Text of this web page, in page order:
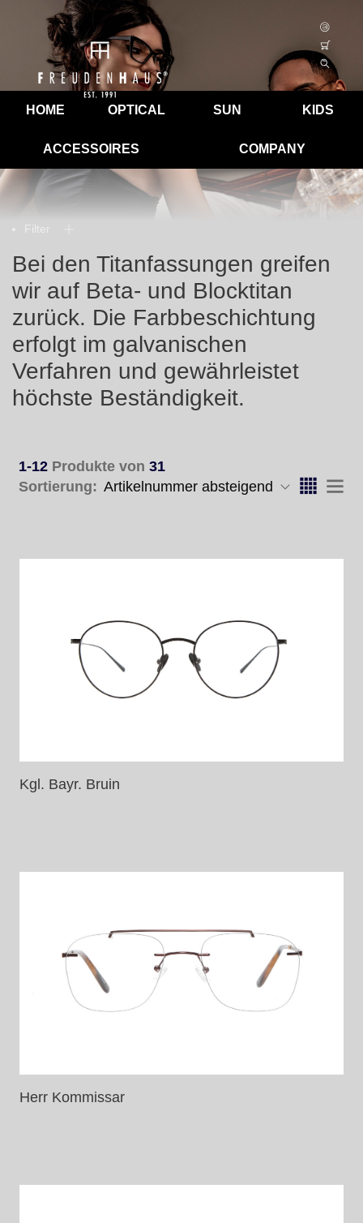
HOME OPTICAL SUN KIDS
ACCESSOIRES COMPANY
Filter
Bei den Titanfassungen greifen
wir auf Beta- und Blocktitan
zurück. Die Farbbeschichtung
erfolgt im galvanischen
Verfahren und gewährleistet
höchste Beständigkeit.
1-12 Produkte von 31
Sortierung:
Kgl. Bayr. Bruin
Herr Kommissar